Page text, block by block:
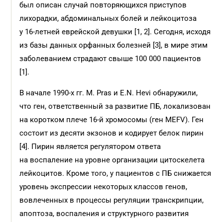
был описан случай повторяющихся приступов
лихорадки, абдоминальных болей и лейкоцитоза
у 16-летней еврейской девушки [1, 2]. Сегодня, исходя
из базы данных орфанных болезней [3], в мире этим
заболеванием страдают свыше 100 000 пациентов
[1].
В начале 1990-х гг. M. Pras и E.N. Hevi обнаружили,
что ген, ответственный за развитие ПБ, локализован
на коротком плече 16-й хромосомы (ген MEFV). Ген
состоит из десяти экзонов и кодирует белок пирин
[4]. Пирин является регулятором ответа
на воспаление на уровне организации цитоскелета
лейкоцитов. Кроме того, у пациентов с ПБ снижается
уровень экспрессии некоторых классов генов,
вовлеченных в процессы регуляции транскрипции,
апоптоза, воспаления и структурного развития